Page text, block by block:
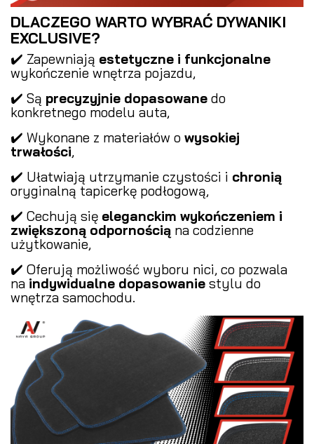
DLACZEGO WARTO WYBRAĆ DYWANIKI
EXCLUSIVE?
✔️ Zapewniają estetyczne i funkcjonalne
wykończenie wnętrza pojazdu,
✔️ Są precyzyjnie dopasowane do
konkretnego modelu auta,
✔️ Wykonane z materiałów o wysokiej
trwałości,
✔️ Ułatwiają utrzymanie czystości i chronią
oryginalną tapicerkę podłogową,
✔️ Cechują się eleganckim wykończeniem i
zwiększoną odpornością na codzienne
użytkowanie,
✔️ Oferują możliwość wyboru nici, co pozwala
na indywidualne dopasowanie stylu do
wnętrza samochodu.